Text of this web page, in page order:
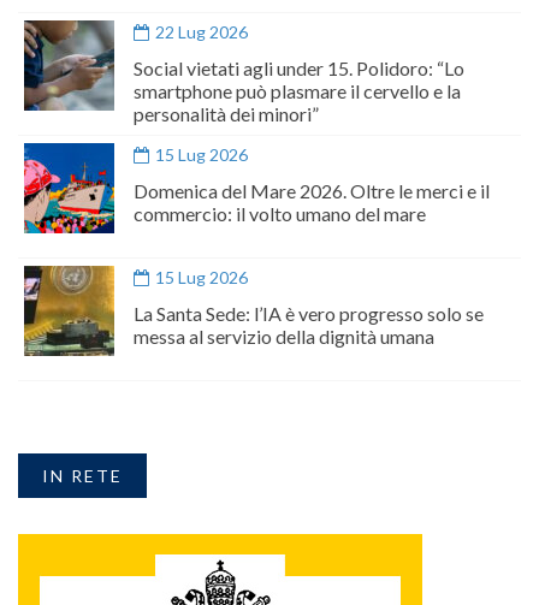
22 Lug 2026
Social vietati agli under 15. Polidoro: “Lo
smartphone può plasmare il cervello e la
personalità dei minori”
15 Lug 2026
Domenica del Mare 2026. Oltre le merci e il
commercio: il volto umano del mare
15 Lug 2026
La Santa Sede: l’IA è vero progresso solo se
messa al servizio della dignità umana
IN RETE